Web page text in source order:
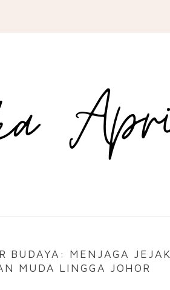
BUDAYA: MENJAGA JEJAK
MUDA LINGGA JOHOR